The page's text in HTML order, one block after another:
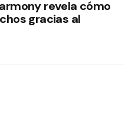
revela cómo
gracias al